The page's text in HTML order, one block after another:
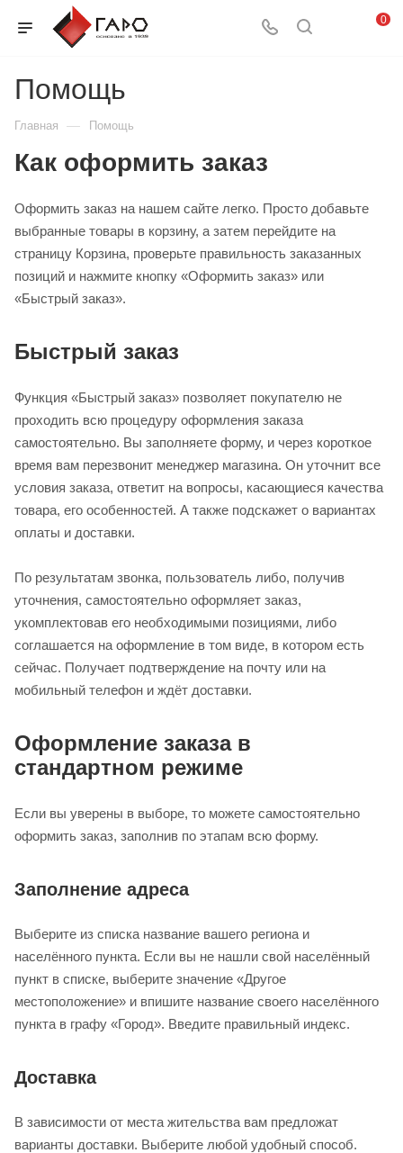
0
Помощь
Главная — Помощь
Как оформить заказ
Оформить заказ на нашем сайте легко. Просто добавьте
выбранные товары в корзину, а затем перейдите на
страницу Корзина, проверьте правильность заказанных
позиций и нажмите кнопку «Оформить заказ» или
«Быстрый заказ».
Быстрый заказ
Функция «Быстрый заказ» позволяет покупателю не
проходить всю процедуру оформления заказа
самостоятельно. Вы заполняете форму, и через короткое
время вам перезвонит менеджер магазина. Он уточнит все
условия заказа, ответит на вопросы, касающиеся качества
товара, его особенностей. А также подскажет о вариантах
оплаты и доставки.
По результатам звонка, пользователь либо, получив
уточнения, самостоятельно оформляет заказ,
укомплектовав его необходимыми позициями, либо
соглашается на оформление в том виде, в котором есть
сейчас. Получает подтверждение на почту или на
мобильный телефон и ждёт доставки.
Оформление заказа в
стандартном режиме
Если вы уверены в выборе, то можете самостоятельно
оформить заказ, заполнив по этапам всю форму.
Заполнение адреса
Выберите из списка название вашего региона и
населённого пункта. Если вы не нашли свой населённый
пункт в списке, выберите значение «Другое
местоположение» и впишите название своего населённого
пункта в графу «Город». Введите правильный индекс.
Доставка
В зависимости от места жительства вам предложат
варианты доставки. Выберите любой удобный способ.